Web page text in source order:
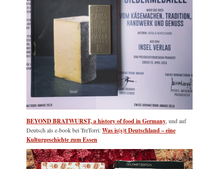
BEYOND BRATWURST, a history of food in Germany, und auf
Deutsch als e-book bei TreTorri:Was is(s)t Deutschland – eine
Kulturgeschichte zum Essen